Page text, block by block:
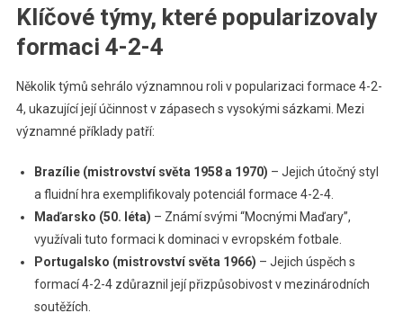
Klíčové týmy, které popularizovaly
formaci 4-2-4
Několik týmů sehrálo významnou roli v popularizaci formace 4-2-
4, ukazující její účinnost v zápasech s vysokými sázkami. Mezi
významné příklady patří:
Brazílie (mistrovství světa 1958 a 1970) – Jejich útočný styl
a fluidní hra exemplifikovaly potenciál formace 4-2-4.
Maďarsko (50. léta) – Známí svými “Mocnými Maďary”,
využívali tuto formaci k dominaci v evropském fotbale.
Portugalsko (mistrovství světa 1966) – Jejich úspěch s
formací 4-2-4 zdůraznil její přizpůsobivost v mezinárodních
soutěžích.